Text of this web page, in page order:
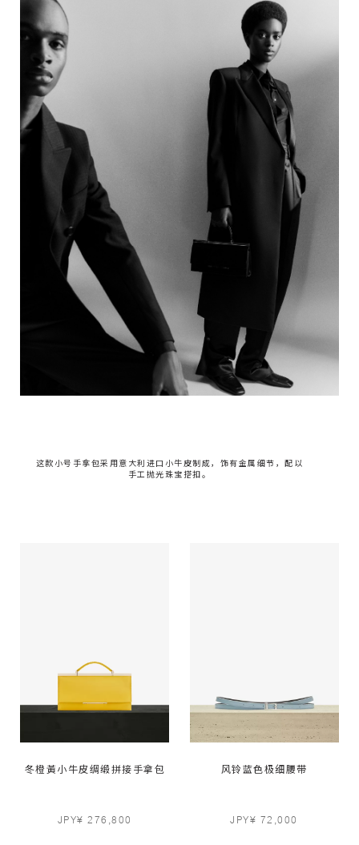
这款小号手拿包采用意大利进口小牛皮制成，饰有金属细节，配以
手工抛光珠宝搭扣。
冬橙黃小牛皮绸缎拼接手拿包
JPY¥ 276,800
风铃蓝色极细腰带
JPY¥ 72,000